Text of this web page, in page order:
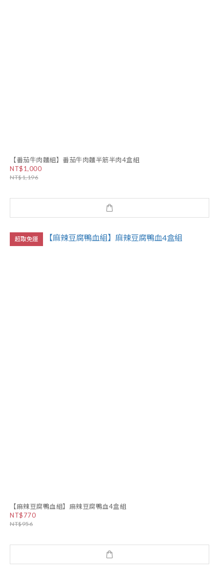
【番茄牛肉麵組】番茄牛肉麵半筋半肉4盒組
NT$1,000
NT$1,196
超取免運
【麻辣豆腐鴨血組】麻辣豆腐鴨血4盒組
NT$770
NT$956